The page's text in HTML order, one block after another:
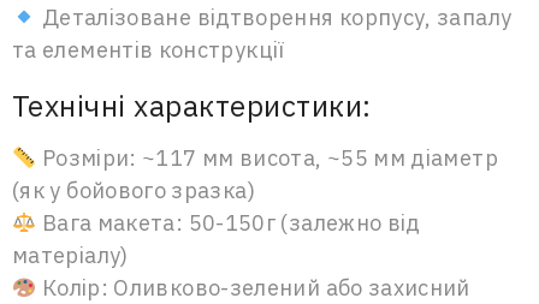
Деталізоване відтворення корпусу, запалу
та елементів конструкції
Технічні характеристики:
Розміри: ~117 мм висота, ~55 мм діаметр
(як у бойового зразка)
Вага макета: 50-150г (залежно від
матеріалу)
Колір: Оливково-зелений або захисний